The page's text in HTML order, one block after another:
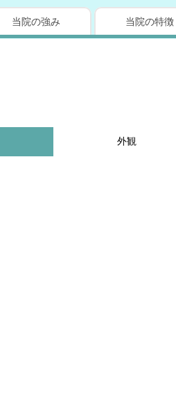
当院の強み 当院の特徴
外観